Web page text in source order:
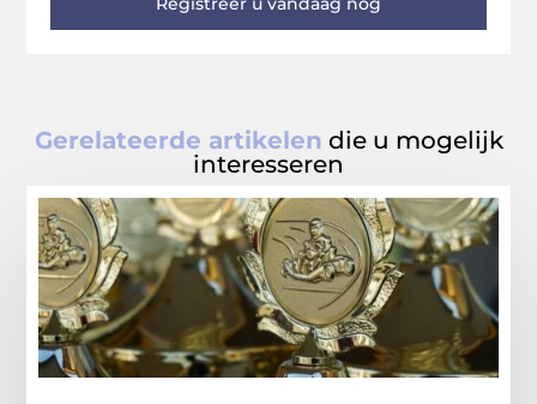
Gerelateerde artikelen die u mogelijk
interesseren